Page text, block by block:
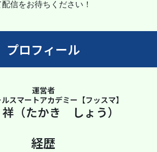
信をお待ちください！
プロフィール
運営者
スマートアカデミー【フッスマ】
（たかき しょう）
経歴